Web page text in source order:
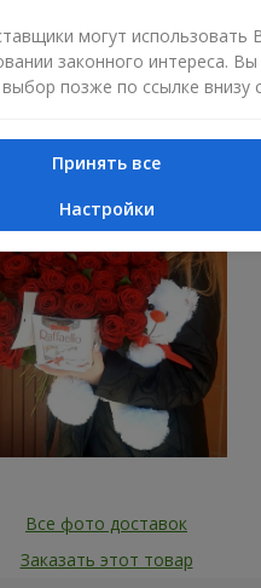
Фотогалерея
Все фото доставок
Заказать этот товар
могут использовать
законного интереса.
позже по ссылке внизу
Принять все
Настройки